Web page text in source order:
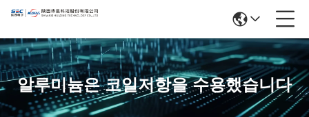
알루미늄은 코일저항을 수용했습니다